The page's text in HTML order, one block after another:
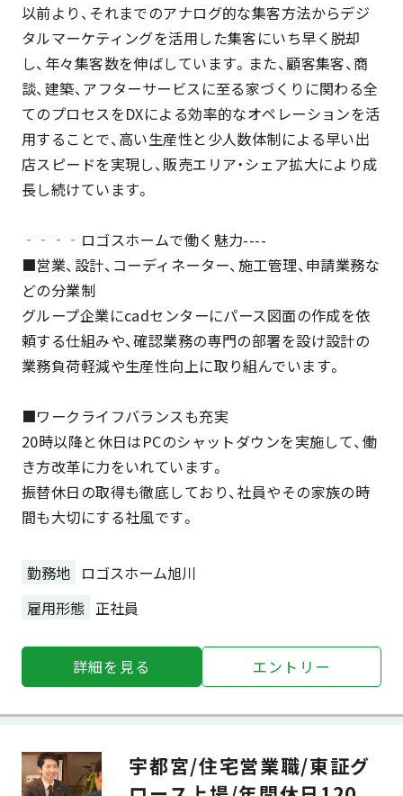
以前より、それまでのアナログ的な集客方法からデジ
タルマーケティングを活用した集客にいち早く脱却
し、年々集客数を伸ばしています。また、顧客集客、商
談、建築、アフターサービスに至る家づくりに関わる全
てのプロセスをDXによる効率的なオペレーションを活
用することで、高い生産性と少人数体制による早い出
店スピードを実現し、販売エリア・シェア拡大により成
長し続けています。
‐‐‐‐ロゴスホームで働く魅力----
■営業、設計、コーディネーター、施工管理、申請業務な
どの分業制
グループ企業にcadセンターにパース図面の作成を依
頼する仕組みや、確認業務の専門の部署を設け設計の
業務負荷軽減や生産性向上に取り組んでいます。
■ワークライフバランスも充実
20時以降と休日はPCのシャットダウンを実施して、働
き方改革に力をいれています。
振替休日の取得も徹底しており、社員やその家族の時
間も大切にする社風です。
勤務地 ロゴスホーム旭川
雇用形態 正社員
詳細を⾒る エントリー
宇都宮/住宅営業職/東証グ